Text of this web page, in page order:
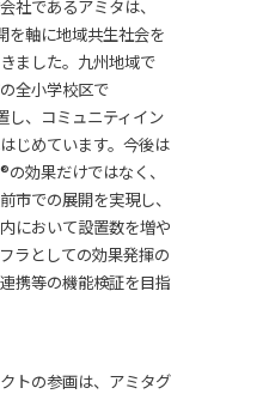
社であるアミタは、
を軸に地域共生社会を
ました。九州地域で
全小学校区で
し、コミュニティイン
じめています。今後は
効果だけではなく、
市での展開を実現し、
において設置数を増や
ラとしての効果発揮の
携等の機能検証を目指
トの参画は、アミタグ